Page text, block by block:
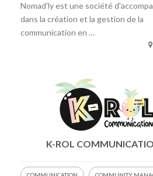
Nomad'ly est une société
dans la création et la gestion de la
communication en …
K-ROL